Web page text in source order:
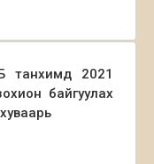
танхимд 2021
байгуулах